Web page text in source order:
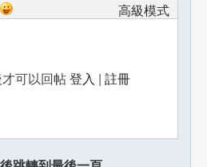
高級模式
可以回帖登入 | 註冊